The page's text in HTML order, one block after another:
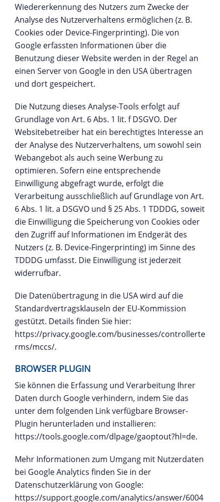
Wiedererkennung des Nutzers zum Zwecke der
Analyse des Nutzerverhaltens ermöglichen (z. B.
Cookies oder Device-Fingerprinting). Die von
Google erfassten Informationen über die
Benutzung dieser Website werden in der Regel an
einen Server von Google in den USA übertragen
und dort gespeichert.
Die Nutzung dieses Analyse-Tools erfolgt auf
Grundlage von Art. 6 Abs. 1 lit. f DSGVO. Der
Websitebetreiber hat ein berechtigtes Interesse an
der Analyse des Nutzerverhaltens, um sowohl sein
Webangebot als auch seine Werbung zu
optimieren. Sofern eine entsprechende
Einwilligung abgefragt wurde, erfolgt die
Verarbeitung ausschließlich auf Grundlage von Art.
6 Abs. 1 lit. a DSGVO und § 25 Abs. 1 TDDDG, soweit
die Einwilligung die Speicherung von Cookies oder
den Zugriff auf Informationen im Endgerät des
Nutzers (z. B. Device-Fingerprinting) im Sinne des
TDDDG umfasst. Die Einwilligung ist jederzeit
widerrufbar.
Die Datenübertragung in die USA wird auf die
Standardvertragsklauseln der EU-Kommission
gestützt. Details finden Sie hier:
https://privacy.google.com/businesses/controllerte
rms/mccs/.
BROWSER PLUGIN
Sie können die Erfassung und Verarbeitung Ihrer
Daten durch Google verhindern, indem Sie das
unter dem folgenden Link verfügbare Browser-
Plugin herunterladen und installieren:
https://tools.google.com/dlpage/gaoptout?hl=de.
Mehr Informationen zum Umgang mit Nutzerdaten
bei Google Analytics finden Sie in der
Datenschutzerklärung von Google:
https://support.google.com/analytics/answer/6004